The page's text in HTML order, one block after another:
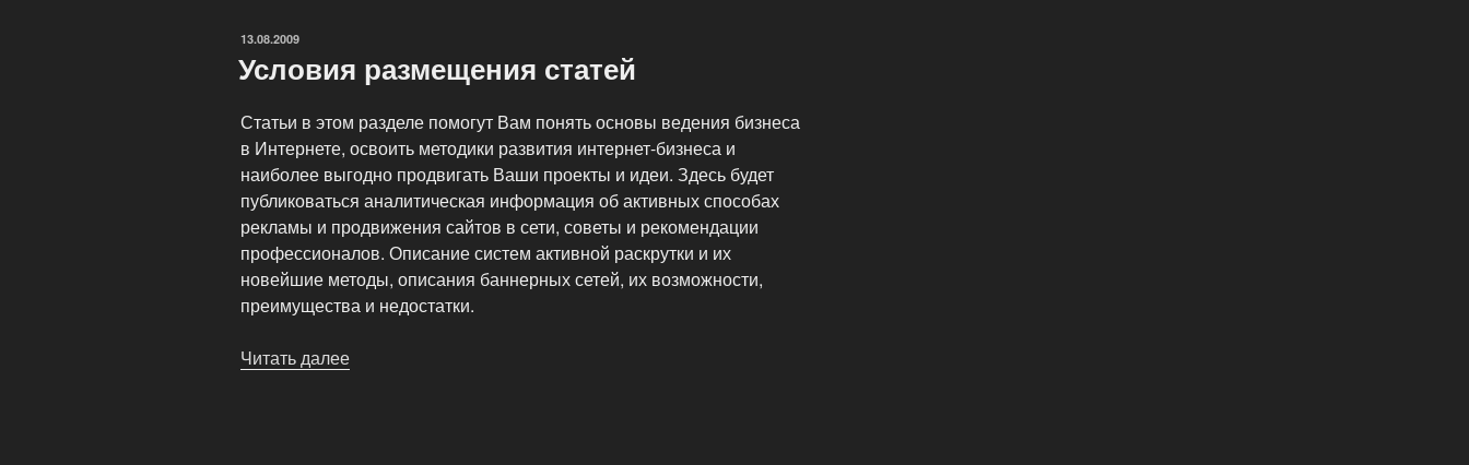
ОПУБЛИКОВАНО
13.08.2009
Условия размещения статей
Статьи в этом разделе помогут Вам понять основы ведения бизнеса
в Интернете, освоить методики развития интернет-бизнеса и
наиболее выгодно продвигать Ваши проекты и идеи. Здесь будет
публиковаться аналитическая информация об активных способах
рекламы и продвижения сайтов в сети, советы и рекомендации
профессионалов. Описание систем активной раскрутки и их
новейшие методы, описания баннерных сетей, их возможности,
преимущества и недостатки.
Читать далее